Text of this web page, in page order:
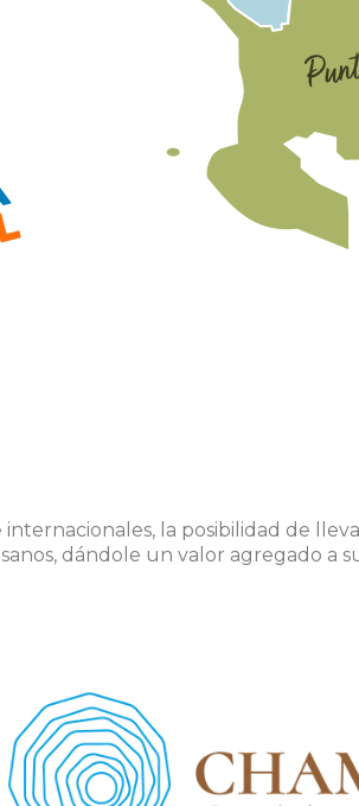
la posibilidad de
dándole un valor agregado a